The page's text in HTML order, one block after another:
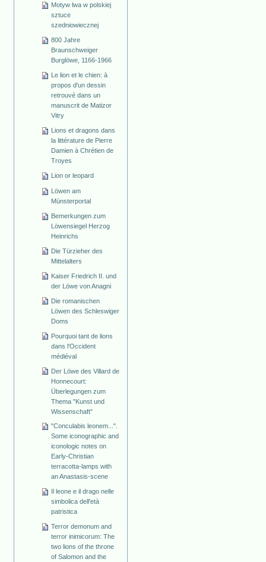
Motyw lwa w polskiej
sztuce
szedniowiecznej
800 Jahre
Braunschweiger
Burglöwe, 1166-1966
Le lion et le chien: à
propos d'un dessin
retrouvé dans un
manuscrit de Matizor
Vitry
Lions et dragons dans
la littérature de Pierre
Damien à Chrétien de
Troyes
Lion or leopard
Löwen am
Münsterportal
Bemerkungen zum
Löwensiegel Herzog
Heinrichs
Die Türzieher des
Mittelalters
Kaiser Friedrich II. und
der Löwe von Anagni
Die romanischen
Löwen des Schleswiger
Doms
Pourquoi tant de lions
dans l'Occident
médiéval
Der Löwe des Villard de
Honnecourt:
Überlegungen zum
Thema "Kunst und
Wissenschaft"
"Conculabis leonem...".
Some iconographic and
iconologic notes on
Early-Christian
terracotta-lamps with
an Anastasis-scene
Il leone e il drago nelle
simbolica dell'età
patristica
Terror demonum and
terror inimicorum: The
two lions of the throne
of Salomon and the